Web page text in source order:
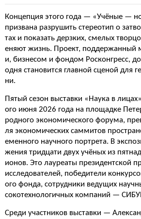
Концепция этого года — «Учёные —
призвана разрушить стереотип о
тах и показать дерзких, смелых
еняют жизнь. Проект, поддержанный
и, бизнесом и фондом Росконгресс,
одня становится главной сценой для
ни.
Пятый сезон выставки «Наука в
ого июня 2026 года на площадке
родного экономического форума,
ля экономических саммитов
еменного научного портрета. В
жения тридцати двух учёных из
ионов. Это лауреаты президентской
исследователей, победители
ого фонда, сотрудники ведущих
сокотехнологичных компаний —
Среди участников выставки —